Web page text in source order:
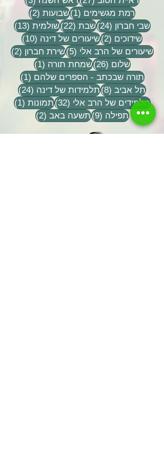
רמת מגשימים (1) פוסט 1
שבועות (2)
2 פוסטים
שבי חברון (24) 24 פוסטים
שבת (22) 22 פוסטים
שולמית (13)
13 פוסטים
שידוכים (2) 2 פוסטיםשיעורים של דינה (10)
10 פוסטים
שיעורים של הרב אלי (5) 5 פוסטיםשירת חברון (2)
2 פוסטים
שלום (26) 26 פוסטים
שמחת תורה (1)
פוסט 1
תורה שבכתב - הספרים שלהם (1)
פוסט 1
תל אביב (8) 8 פוסטיםתלמידות של דינה (24)
24 פוסטים
תלמידים של הרב אלי (32) 32 פוסטים
תמונות (1)
תפילה (9) 9 פוסטיםתשעה באב (2) 2 פוסטים